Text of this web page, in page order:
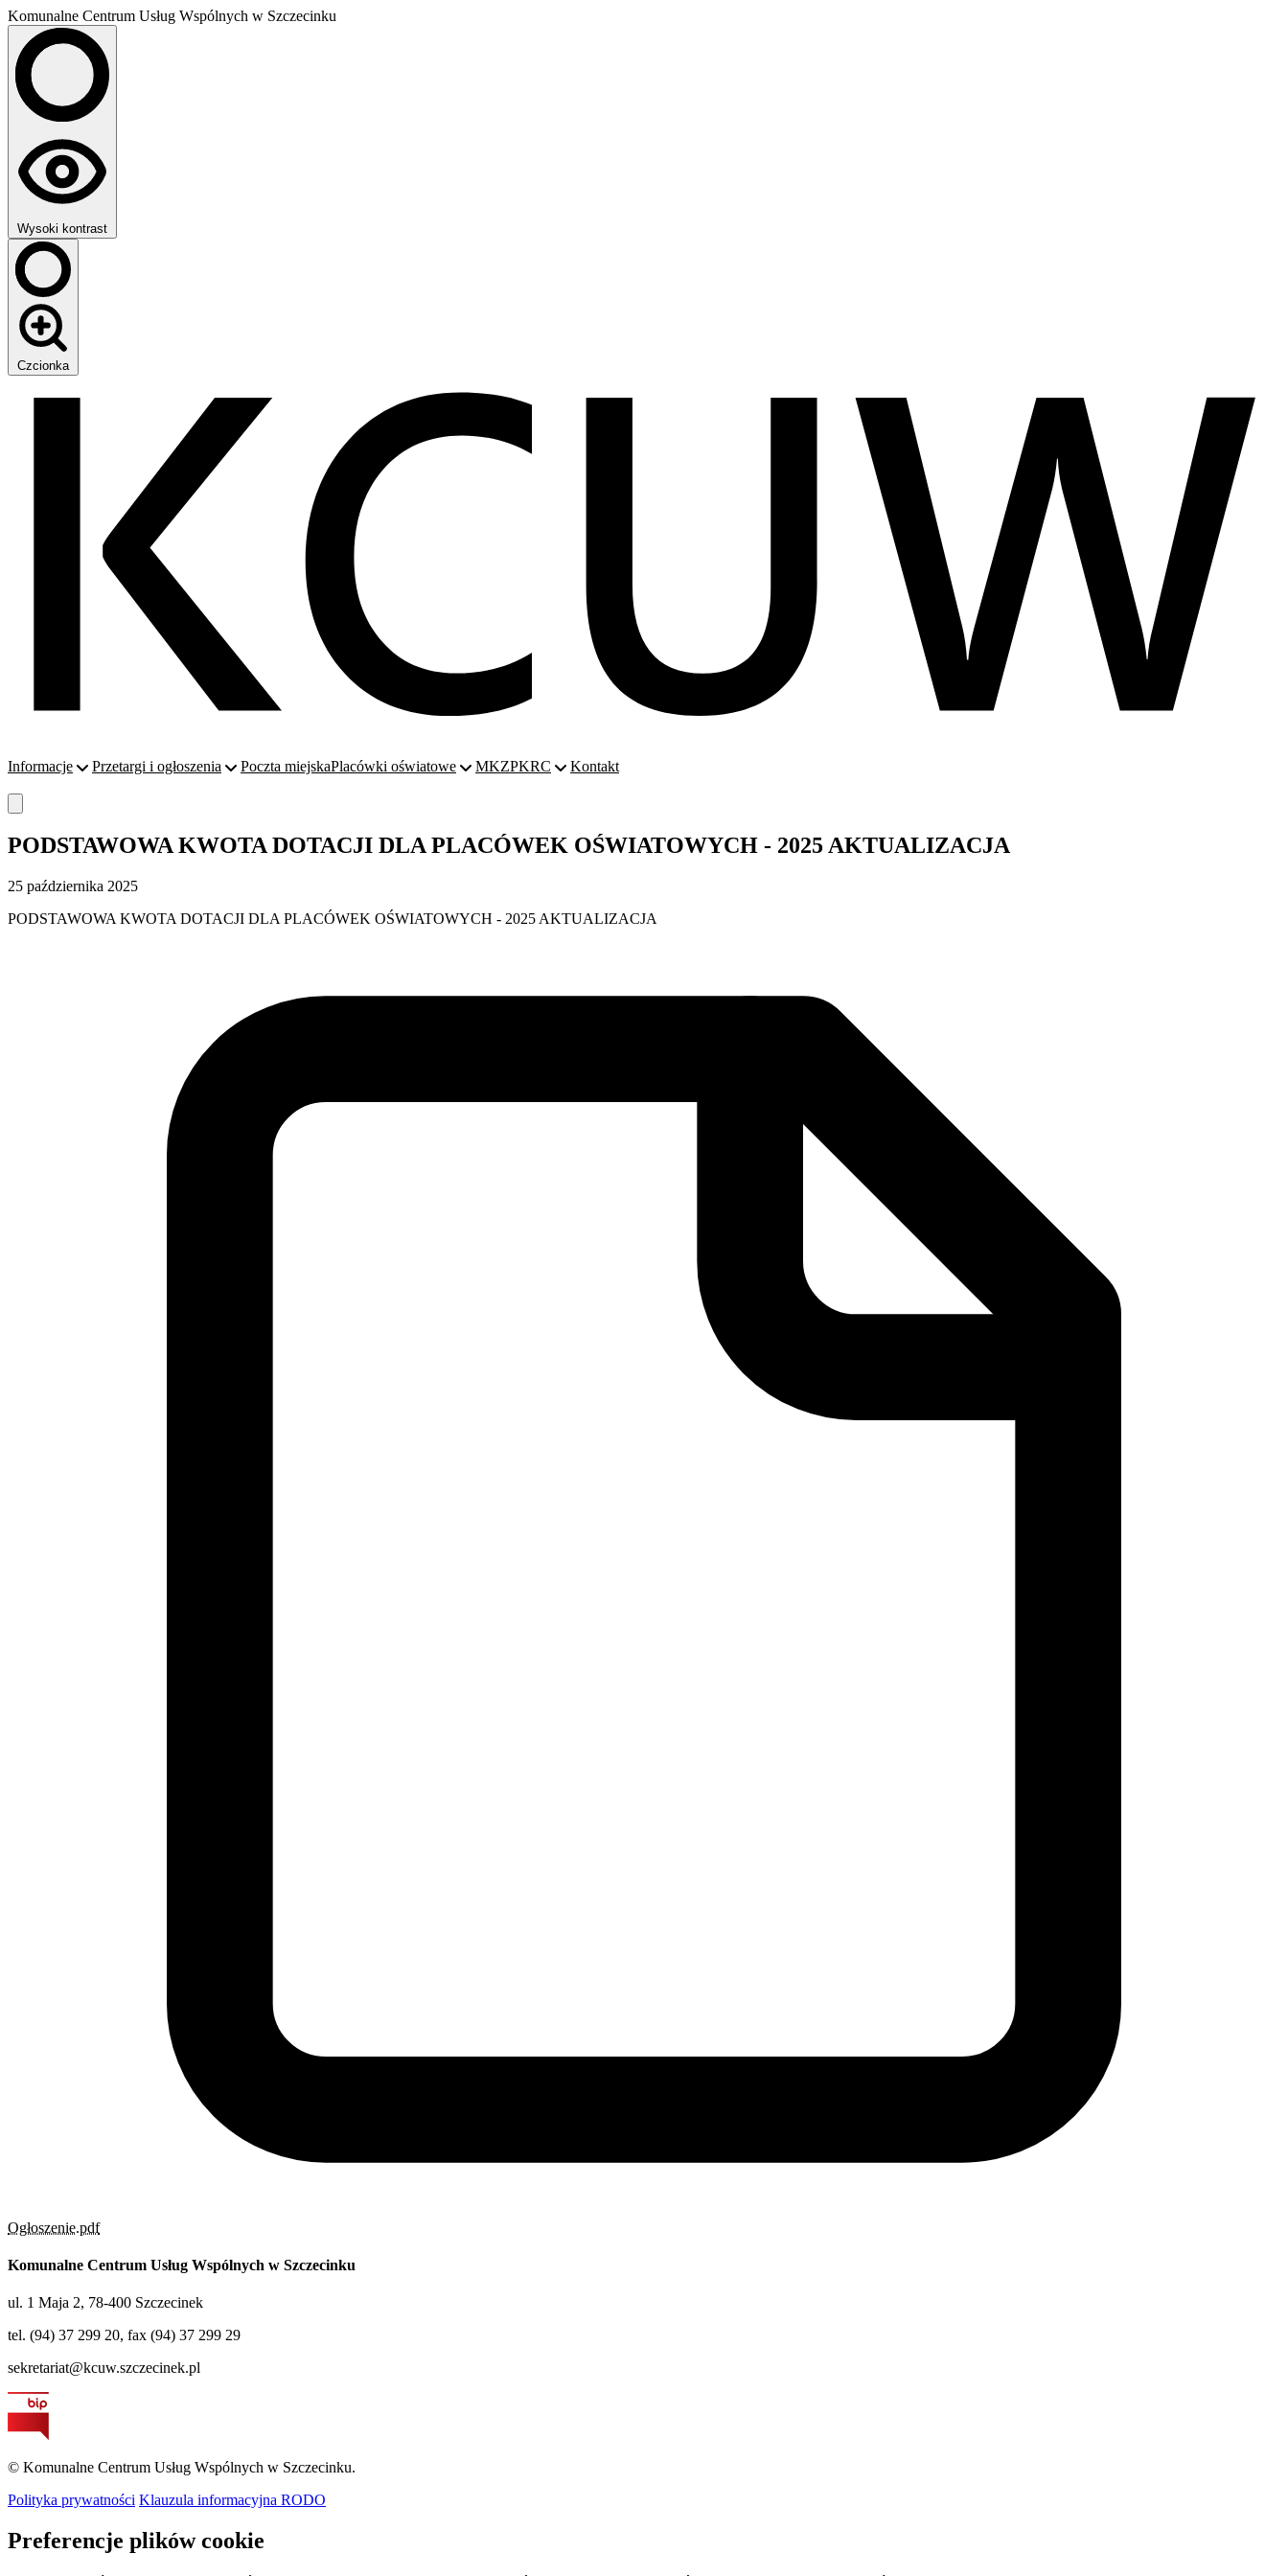
Komunalne Centrum Usług Wspólnych w Szczecinku
Wysoki kontrast
Czcionka
Informacje Przetargi i ogłoszenia Poczta miejskaPlacówki oświatowe MKZPKRC Kontakt
PODSTAWOWA KWOTA DOTACJI DLA PLACÓWEK OŚWIATOWYCH - 2025 AKTUALIZACJA
25 października 2025
PODSTAWOWA KWOTA DOTACJI DLA PLACÓWEK OŚWIATOWYCH - 2025 AKTUALIZACJA
Ogłoszenie.pdf
Komunalne Centrum Usług Wspólnych w Szczecinku
ul. 1 Maja 2, 78-400 Szczecinek
tel. (94) 37 299 20, fax (94) 37 299 29
sekretariat@kcuw.szczecinek.pl
© Komunalne Centrum Usług Wspólnych w Szczecinku.
Polityka prywatności Klauzula informacyjna RODO
Preferencje plików cookie